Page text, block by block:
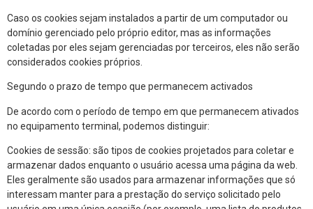
Caso os cookies sejam instalados a partir de um computador ou
domínio gerenciado pelo próprio editor, mas as informações
coletadas por eles sejam gerenciadas por terceiros, eles não serão
considerados cookies próprios.
Segundo o prazo de tempo que permanecem activados
De acordo com o período de tempo em que permanecem ativados
no equipamento terminal, podemos distinguir:
Cookies de sessão: são tipos de cookies projetados para coletar e
armazenar dados enquanto o usuário acessa uma página da web.
Eles geralmente são usados para armazenar informações que só
interessam manter para a prestação do serviço solicitado pelo